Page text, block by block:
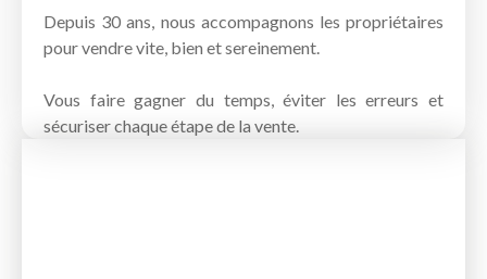
Depuis 30 ans, nous accompagnons les propriétaires
pour vendre vite, bien et sereinement.
Vous faire gagner du temps, éviter les erreurs et
sécuriser chaque étape de la vente.